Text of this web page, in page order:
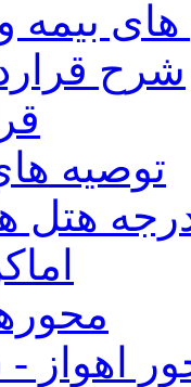
بیمه
شرح
توصيه
هتل
اهواز